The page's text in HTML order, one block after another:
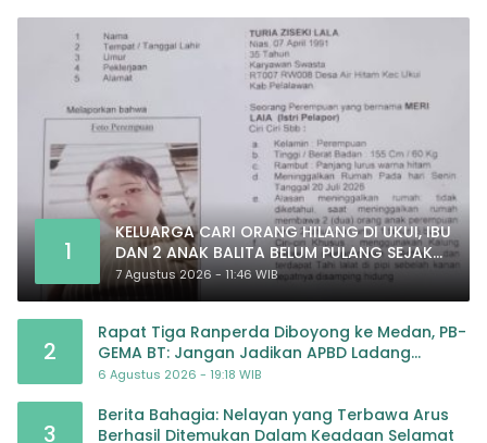
1
KELUARGA CARI ORANG HILANG DI UKUI, IBU
DAN 2 ANAK BALITA BELUM PULANG SEJAK
20 JULI 2026
7 Agustus 2026 - 11:46 WIB
2
Rapat Tiga Ranperda Diboyong ke Medan, PB-
GEMA BT: Jangan Jadikan APBD Ladang
Pembiayaan yang Tak Perlu
6 Agustus 2026 - 19:18 WIB
3
Berita Bahagia: Nelayan yang Terbawa Arus
Berhasil Ditemukan Dalam Keadaan Selamat